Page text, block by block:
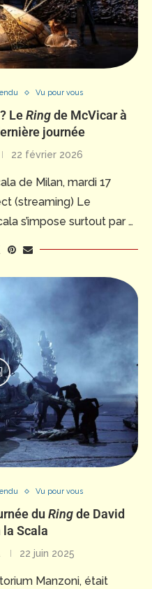
Vu pour vous
LeRingde McVicar à
journée
22 février 2026
de Milan, mardi 17
(streaming) Le
s’impose surtout par …
Vu pour vous
du Ringde David
la Scala
22 juin 2025
Manzoni, était